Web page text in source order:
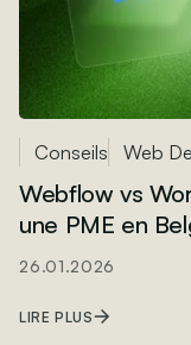
Conseils Web
Webflow vs
une PME en
26.01.2026
LIRE PLUS